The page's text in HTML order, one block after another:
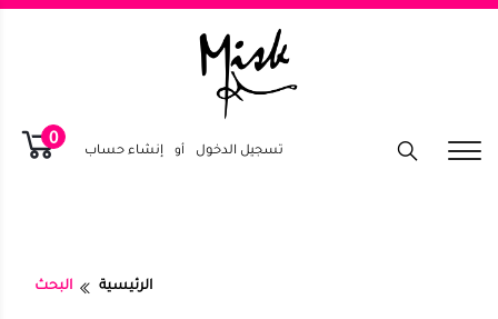
تسجيل الدخول أو إنشاء حساب
0
الرئيسية البحث